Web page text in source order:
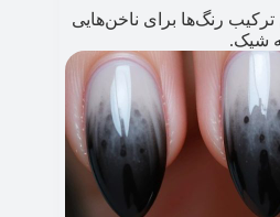
رنگ‌ها برای ناخن‌هایی
شیک.